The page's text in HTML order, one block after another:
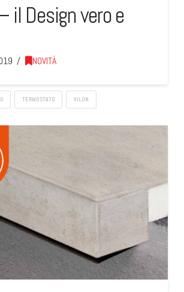
il Design vero e
NOVITÀ
TERMOSTATO XILON